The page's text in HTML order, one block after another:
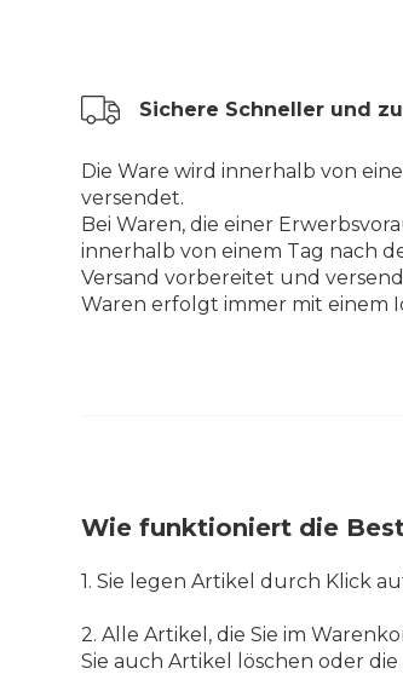
Sichere Schneller und
Die Ware wird innerhalb von
versendet.
Bei Waren, die einer
innerhalb von einem Tag nach
Versand vorbereitet und
Waren erfolgt immer mit einem
Wie funktioniert die
1. Sie legen Artikel durch Klick
2. Alle Artikel, die Sie im
Sie auch Artikel löschen oder